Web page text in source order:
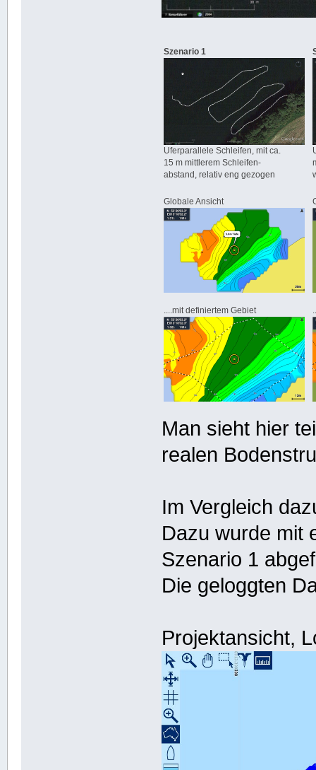
Szenario 1
Uferparallele Schleifen, mit ca.
15 m mittlerem Schleifen-
abstand, relativ eng gezogen
Globale Ansicht
....mit definiertem Gebiet
Man sieht hier
realen
Im Vergleich
Dazu wurde mit
Szenario 1
Die geloggten
Projektansicht,